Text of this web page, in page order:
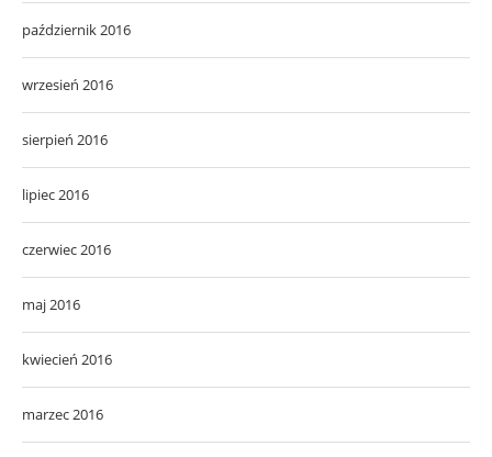
październik 2016
wrzesień 2016
sierpień 2016
lipiec 2016
czerwiec 2016
maj 2016
kwiecień 2016
marzec 2016